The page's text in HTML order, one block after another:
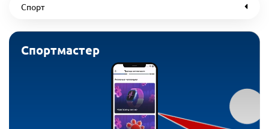
Спорт
Спортмастер